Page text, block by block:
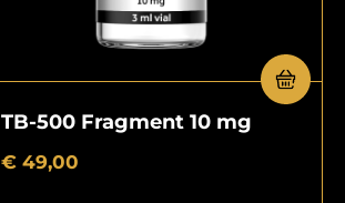
TB-500 Fragment 10 mg
€ 49,00